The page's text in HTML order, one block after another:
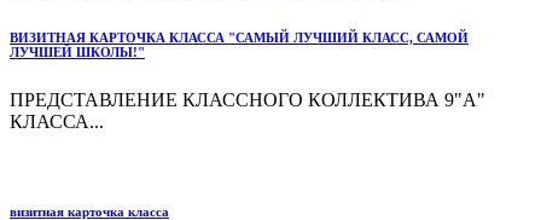
ВИЗИТНАЯ КАРТОЧКА КЛАССА "САМЫЙ ЛУЧШИЙ КЛАСС, САМОЙ
ЛУЧШЕЙ ШКОЛЫ!"
ПРЕДСТАВЛЕНИЕ КЛАССНОГО КОЛЛЕКТИВА 9"А"
КЛАССА...
визитная карточка класса